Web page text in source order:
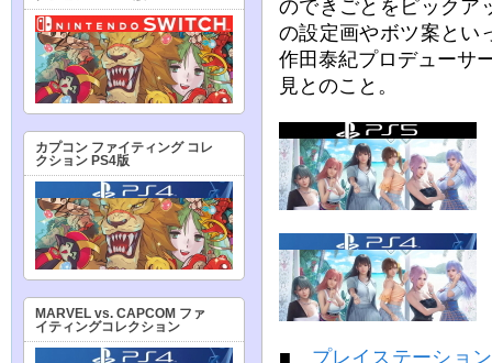
のできごとをピックア
の設定画やボツ案とい
作田泰紀プロデューサ
見とのこと。
■ プレイステーショ
カプコン ファイティング コレ
クション PS4版
MARVEL vs. CAPCOM ファ
イティングコレクション